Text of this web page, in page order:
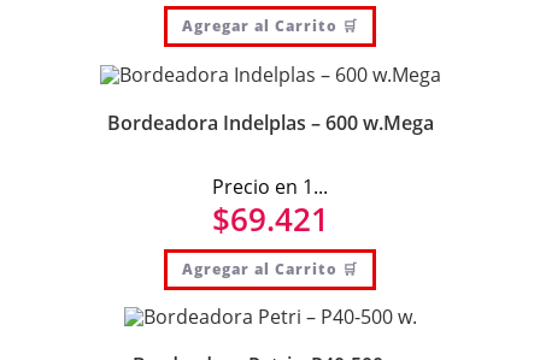
Agregar al Carrito 🛒
Bordeadora Indelplas – 600 w.Mega
Precio en 1...
$69.421
Agregar al Carrito 🛒